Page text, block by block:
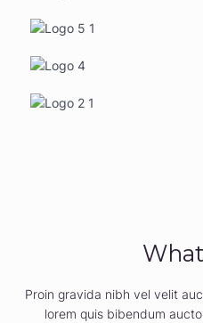
Proin gravida nibh vel velit
lorem quis bibendum